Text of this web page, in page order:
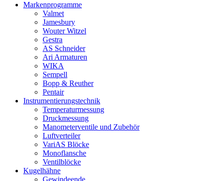
Markenprogramme
Valmet
Jamesbury
Wouter Witzel
Gestra
AS Schneider
Ari Armaturen
WIKA
Sempell
Bopp & Reuther
Pentair
Instrumentierungs­technik
Temperaturmessung
Druckmessung
Manometerventile und Zubehör
Luftverteiler
VariAS Blöcke
Monoflansche
Ventilblöcke
Kugelhähne
Gewindeende